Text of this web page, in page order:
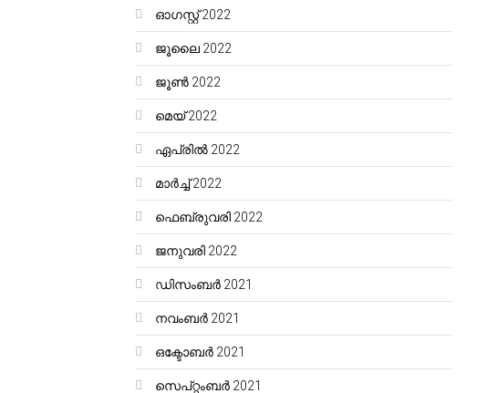
ഓഗസ്റ്റ്‌ 2022
ജൂലൈ 2022
ജൂൺ 2022
മെയ്‌ 2022
ഏപ്രിൽ 2022
മാർച്ച്‌ 2022
ഫെബ്രുവരി 2022
ജനുവരി 2022
ഡിസംബർ 2021
നവംബർ 2021
ഒക്ടോബർ 2021
സെപ്റ്റംബർ 2021